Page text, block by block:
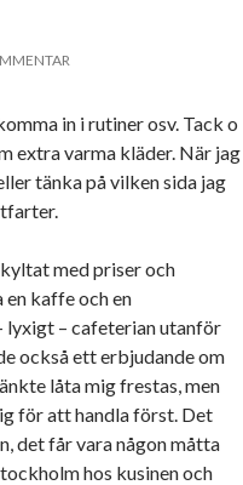
in i rutiner osv. Tack o
extra varma kläder. När jag
tänka på vilken sida jag
med priser och
kaffe och en
lyxigt – cafeterian utanför
också ett erbjudande om
låta mig frestas, men
för att handla först. Det
det får vara någon måtta
hos kusinen och